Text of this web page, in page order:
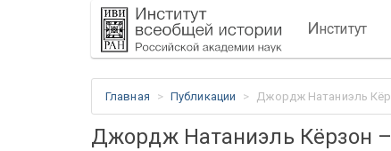
Институт
Главная Публикации Джордж Натаниэль
Джордж Натаниэль Кёрзон